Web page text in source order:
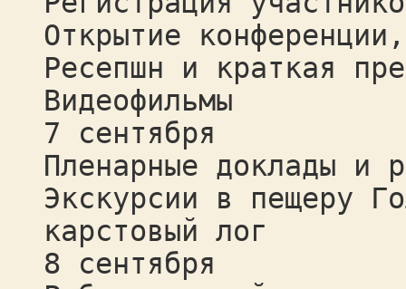
Открытие
Ресепшн и краткая
Видеофильмы
7 сентября
Пленарные доклады и
Экскурсии в пещеру
карстовый лог
8 сентября